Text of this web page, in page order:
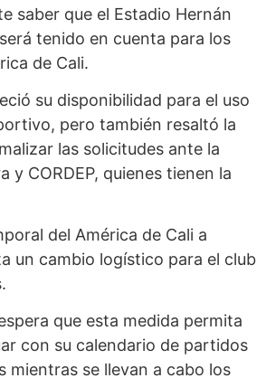
saber que el Estadio Hernán
tenido en cuenta para los
de Cali.
su disponibilidad para el uso
pero también resaltó la
las solicitudes ante la
y CORDEP, quienes tienen la
del América de Cali a
un cambio logístico para el club
que esta medida permita
con su calendario de partidos
mientras se llevan a cabo los